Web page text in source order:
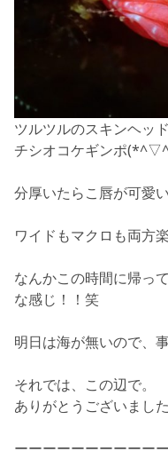
ツルツルのスキンヘッ
チシオコケギンポ
分厚いたらこ唇が可愛
ワイドもマクロも両方
なんかこの時間に帰っ
な感じ！！笑
明日は海が無いので、
それでは、この辺で。
ありがとうございまし
ーーーーーーーーーー